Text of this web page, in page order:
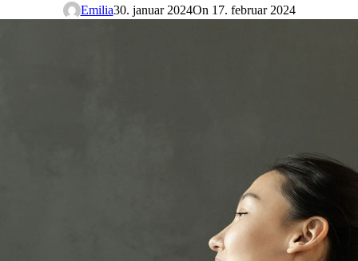
Emilia30. januar 2024On 17. februar 2024